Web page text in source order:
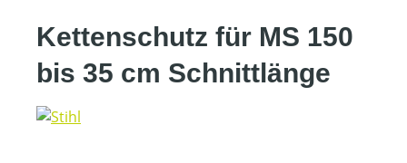
Kettenschutz für MS 150
bis 35 cm Schnittlänge